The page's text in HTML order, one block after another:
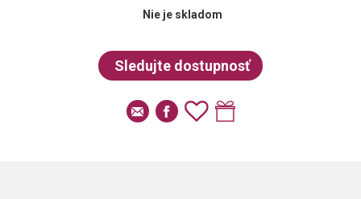
Nie je skladom